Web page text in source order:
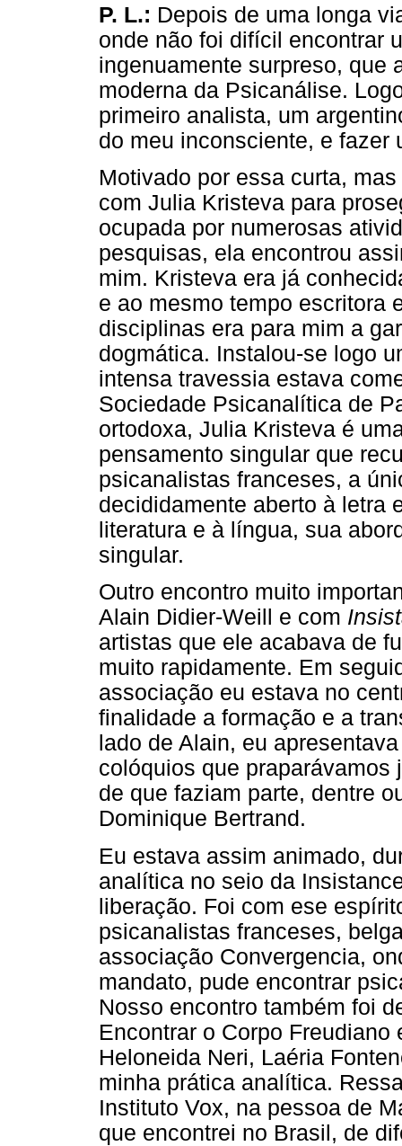
P. L.: Depois de uma longa
onde não foi difícil encontrar
ingenuamente surpreso, que
moderna da Psicanálise.
primeiro analista, um
do meu inconsciente, e fazer
Motivado por essa curta,
com Julia Kristeva para
ocupada por numerosas
pesquisas, ela encontrou
mim. Kristeva era já
e ao mesmo tempo escritora
disciplinas era para mim a
dogmática. Instalou-se logo
intensa travessia estava
Sociedade Psicanalítica de
ortodoxa, Julia Kristeva é
pensamento singular que
psicanalistas franceses, a
decididamente aberto à letra
literatura e à língua, sua
singular.
Outro encontro muito
Alain Didier-Weill e com
artistas que ele acabava de
muito rapidamente. Em
associação eu estava no
finalidade a formação e a
lado de Alain, eu
colóquios que
de que faziam parte, dentre
Dominique Bertrand.
Eu estava assim animado,
analítica no seio da
liberação. Foi com ese
psicanalistas franceses,
associação Convergencia,
mandato, pude encontrar
Nosso encontro também foi
Encontrar o Corpo
Heloneida Neri, Laéria
minha prática analítica.
Instituto Vox, na pessoa de
que encontrei no Brasil, de